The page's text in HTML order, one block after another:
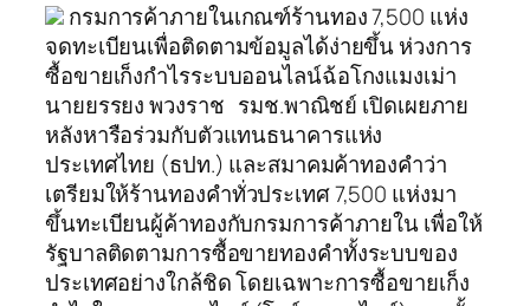
กรมการค้าภายในเกณฑ์ร้านทอง 7,500 แห่ง
จดทะเบียนเพื่อติดตามข้อมูลได้ง่ายขึ้น ห่วงการ
ซื้อขายเก็งกำไรระบบออนไลน์ฉ้อโกงแมงเม่า
นายยรรยง พวงราช รมช.พาณิชย์ เปิดเผยภาย
หลังหารือร่วมกับตัวแทนธนาคารแห่ง
ประเทศไทย (ธปท.) และสมาคมค้าทองคำว่า
เตรียมให้ร้านทองคำทั่วประเทศ 7,500 แห่งมา
ขึ้นทะเบียนผู้ค้าทองกับกรมการค้าภายใน เพื่อให้
รัฐบาลติดตามการซื้อขายทองคำทั้งระบบของ
ประเทศอย่างใกล้ชิด โดยเฉพาะการซื้อขายเก็ง